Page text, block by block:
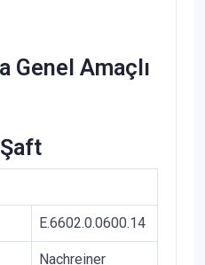
Genel Amaçlı
E.6602.0.0600.14
Nachreiner